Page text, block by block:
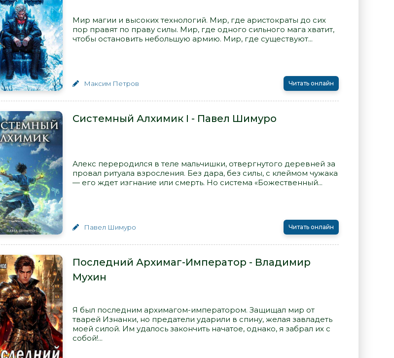
Мир магии и высоких технологий. Мир, где аристократы до сих
пор правят по праву силы. Мир, где одного сильного мага хватит,
чтобы остановить небольшую армию. Мир, где существуют...
Максим Петров Читать онлайн
Системный Алхимик I - Павел Шимуро
Алекс переродился в теле мальчишки, отвергнутого деревней за
провал ритуала взросления. Без дара, без силы, с клеймом чужака
— его ждет изгнание или смерть. Но система «Божественный...
Павел Шимуро Читать онлайн
Последний Архимаг-Император - Владимир
Мухин
Я был последним архимагом-императором. Защищал мир от
тварей Изнанки, но предатели ударили в спину, желая завладеть
моей силой. Им удалось закончить начатое, однако, я забрал их с
собой!...